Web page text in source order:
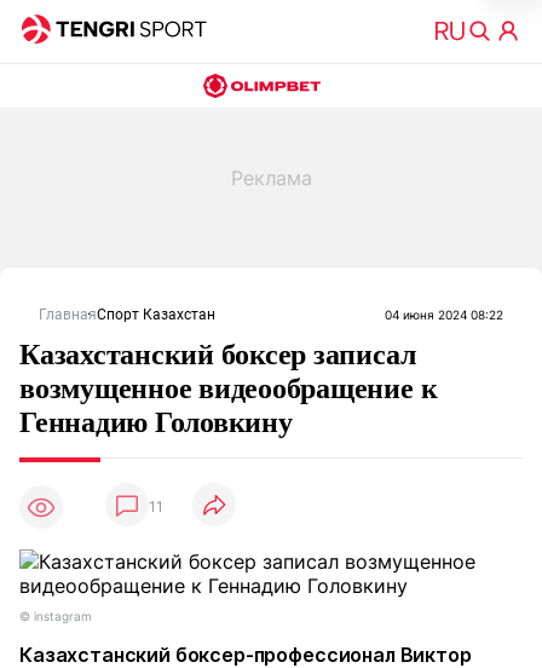
ГлавнаяСпорт Казахстан 04 июня 2024 08:22
Казахстанский боксер записал
возмущенное видеообращение к
Геннадию Головкину
11
©️ instagram
Казахстанский боксер-профессионал Виктор